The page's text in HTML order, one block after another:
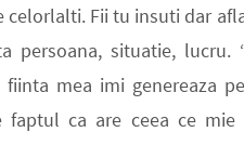
Fii tu insuti dar
persoana, situatie, lucru.
fiinta mea imi genereaza
faptul ca are ceea ce